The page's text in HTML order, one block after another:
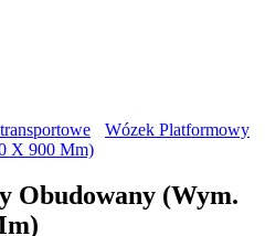
Wózek Platformowy
X 900 Mm)
Obudowany (Wym.